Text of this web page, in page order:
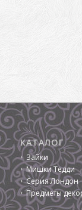
КАТАЛОГ
Зайки
Мишки Тедди
Серия Лондон
Предметы